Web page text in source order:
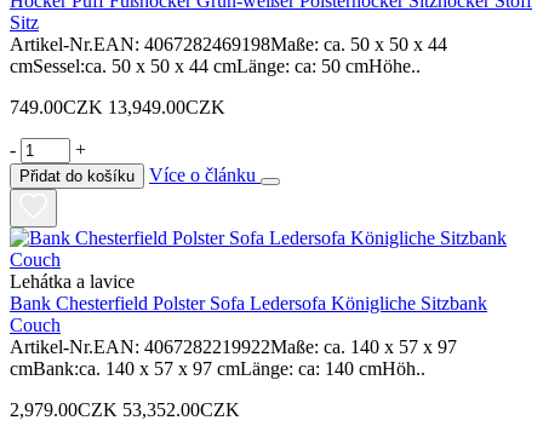
Sitz
Artikel-Nr.EAN: 4067282469198Maße: ca. 50 x 50 x 44
cmSessel:ca. 50 x 50 x 44 cmLänge: ca: 50 cmHöhe..
749.00CZK 13,949.00CZK
- +
Přidat do košíku Více o článku
Lehátka a lavice
Bank Chesterfield Polster Sofa Ledersofa Königliche Sitzbank
Couch
Artikel-Nr.EAN: 4067282219922Maße: ca. 140 x 57 x 97
cmBank:ca. 140 x 57 x 97 cmLänge: ca: 140 cmHöh..
2,979.00CZK 53,352.00CZK